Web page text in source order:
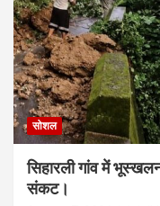
सोशल
सिहारली गांव में
संकट।